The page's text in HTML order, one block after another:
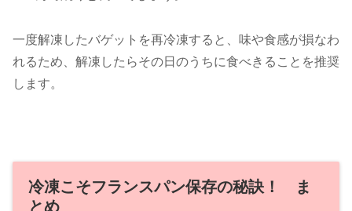
一度解凍したバゲットを再冷凍すると、味や食感が損なわ
れるため、解凍したらその日のうちに食べきることを推奨
します。
冷凍こそフランスパン保存の秘訣！ ま
とめ